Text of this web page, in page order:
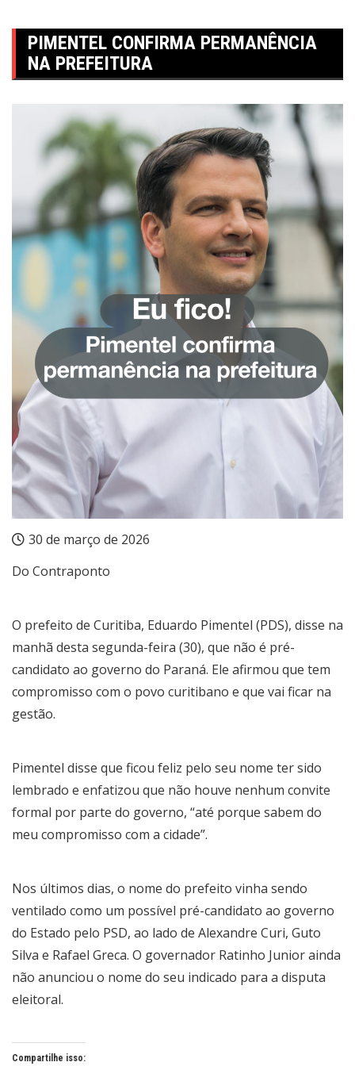
PIMENTEL CONFIRMA PERMANÊNCIA
NA PREFEITURA
30 de março de 2026
Do Contraponto
O prefeito de Curitiba, Eduardo Pimentel (PDS), disse na
manhã desta segunda-feira (30), que não é pré-
candidato ao governo do Paraná. Ele afirmou que tem
compromisso com o povo curitibano e que vai ficar na
gestão.
Pimentel disse que ficou feliz pelo seu nome ter sido
lembrado e enfatizou que não houve nenhum convite
formal por parte do governo, “até porque sabem do
meu compromisso com a cidade”.
Nos últimos dias, o nome do prefeito vinha sendo
ventilado como um possível pré-candidato ao governo
do Estado pelo PSD, ao lado de Alexandre Curi, Guto
Silva e Rafael Greca. O governador Ratinho Junior ainda
não anunciou o nome do seu indicado para a disputa
eleitoral.
Compartilhe isso: